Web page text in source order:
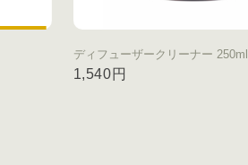
ディフューザークリーナー 250ml
1,540円